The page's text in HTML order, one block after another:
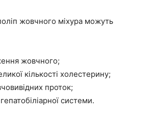
жовчного міхура можуть
жовчного;
кількості холестерину;
проток;
системи.